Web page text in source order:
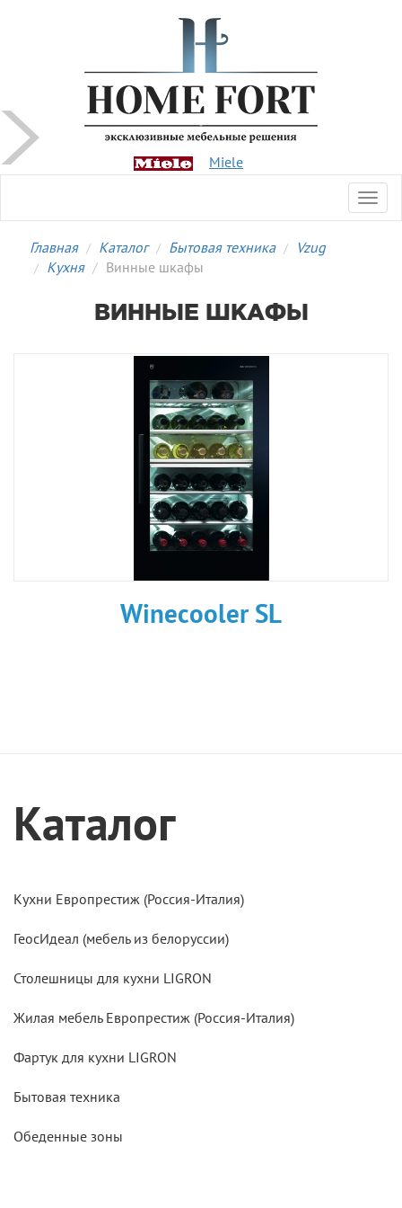
Miele
Главная Каталог Бытовая техника
Vzug
Кухня
Винные шкафы
ВИННЫЕ ШКАФЫ
Winecooler SL
Каталог
Кухни Европрестиж (Россия-Италия)
ГеосИдеал (мебель из белоруссии)
Столешницы для кухни LIGRON
Жилая мебель Европрестиж (Россия-Италия)
Фартук для кухни LIGRON
Бытовая техника
Обеденные зоны